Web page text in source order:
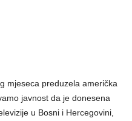
mjeseca preduzela američka
javnost da je donesena
u Bosni i Hercegovini,